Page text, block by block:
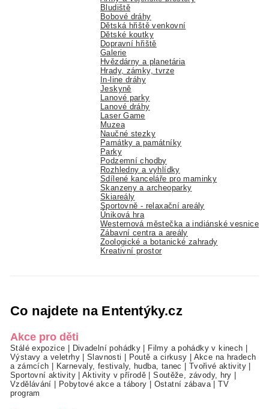
Bludiště
Bobové dráhy
Dětská hřiště venkovní
Dětské koutky
Dopravní hřiště
Galerie
Hvězdárny a planetária
Hrady, zámky, tvrze
In-line dráhy
Jeskyně
Lanové parky
Lanové dráhy
Laser Game
Muzea
Naučné stezky
Památky a památníky
Parky
Podzemní chodby
Rozhledny a vyhlídky
Sdílené kanceláře pro maminky
Skanzeny a archeoparky
Skiareály
Sportovně - relaxační areály
Úniková hra
Westernová městečka a indiánské vesnice
Zábavní centra a areály
Zoologické a botanické zahrady
Kreativní prostor
Co najdete na Ententýky.cz
Akce pro děti
Stálé expozice Divadelní pohádky Filmy a pohádky v kinech
Výstavy a veletrhy|Slavnosti Poutě a cirkusy
Akce na hradech
a zámcích
Karnevaly, festivaly, hudba, tanec Tvořivé aktivity
Sportovní aktivity|Aktivity v přírodě |Soutěže, závody, hry
Vzdělávání
Pobytové akce a tábory Ostatní zábava|TV
program